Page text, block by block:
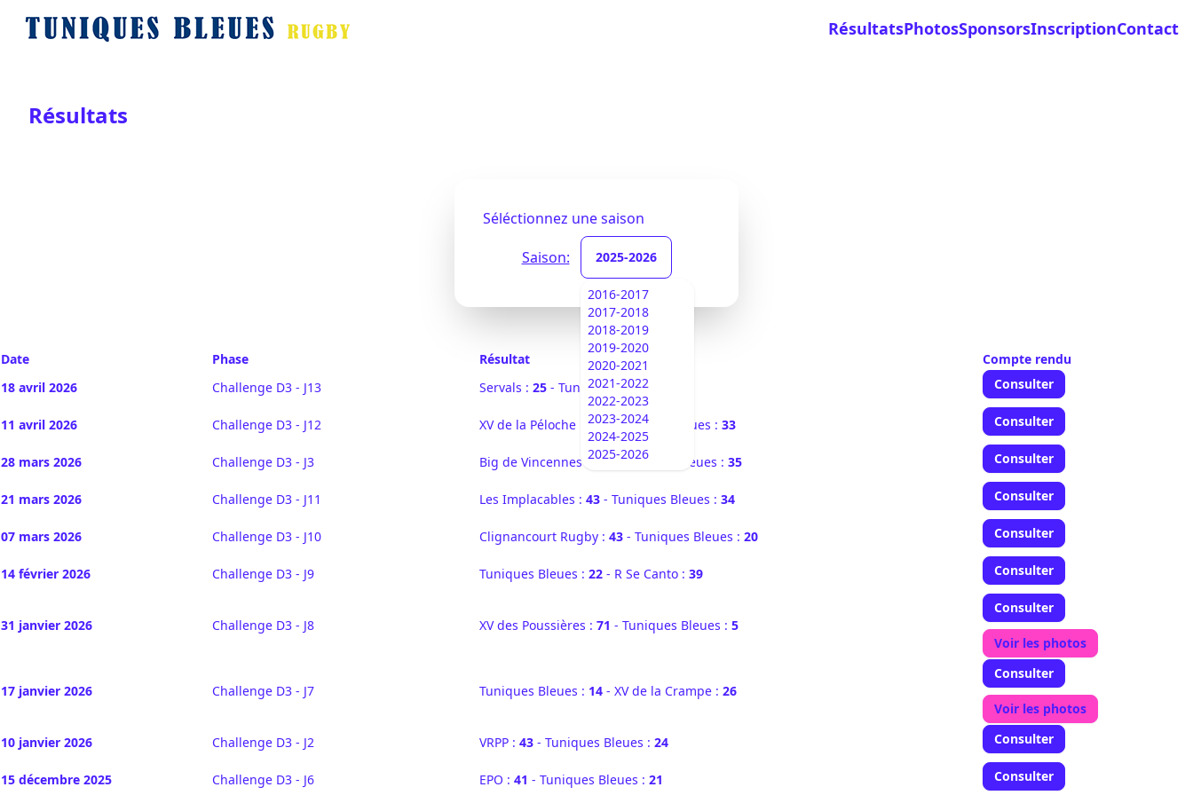
RésultatsPhotosSponsorsInscriptionContact
Résultats
Séléctionnez une saison
Saison:
2025-2026
2016-2017
2017-2018
2018-2019
2019-2020
2020-2021
2021-2022
2022-2023
2023-2024
2024-2025
2025-2026
Date Phase Résultat
Compte rendu
18 avril 2026
Challenge D3 - J13 Servals : 25 - Tuniques Bleues : Consulter
11 avril 2026 Challenge D3 - J12 XV de la Péloche : 45- Tuniques Bleues : 33 Consulter
28 mars 2026 Challenge D3 - J3 Big de Vincennes :57- Tuniques Bleues : 35 Consulter
21 mars 2026 Challenge D3 - J11 Les Implacables : 43 - Tuniques Bleues : 34 Consulter
07 mars 2026 Challenge D3 - J10 Clignancourt Rugby : 43 - Tuniques Bleues : 20 Consulter
14 février 2026 Challenge D3 - J9 Tuniques Bleues : 22 - R Se Canto : 39 Consulter
31 janvier 2026 Challenge D3 - J8 XV des Poussières : 71 - Tuniques Bleues : 5
Consulter
Voir les photos
17 janvier 2026 Challenge D3 - J7 Tuniques Bleues : 14 - XV de la Crampe : 26
Consulter
Voir les photos
10 janvier 2026
Challenge D3 - J2 VRPP : 43 - Tuniques Bleues : 24 Consulter
15 décembre 2025 Challenge D3 - J6 EPO : 41 - Tuniques Bleues : 21 Consulter